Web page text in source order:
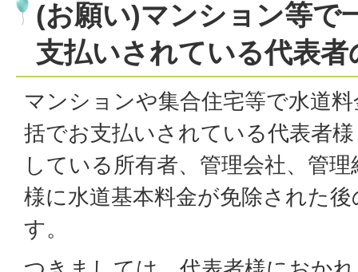
(お願い)マンション等で
支払いされている代表
マンションや集合住宅等で水道
括でお支払いされている代表者
している所有者、管理会社、管
様に水道基本料金が免除された
す。